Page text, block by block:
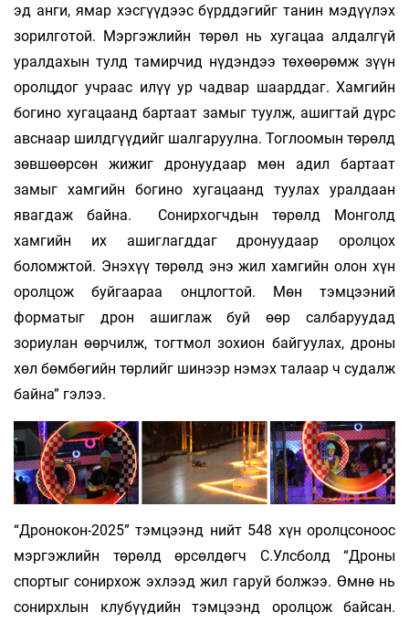
эд анги, ямар хэсгүүдээс бүрддэгийг та­нин мэдүүлэх
зорилготой. Мэргэжлийн төрөл нь хугацаа алдалгүй
уралдахын тулд тамирчид нү­дэндээ төхөөрөмж зүүн
оролцдог учраас илүү ур чадвар шаарддаг. Хамгийн
богино хуга­цаанд бартаат замыг туулж, ашигтай дүрс
авс­наар шилд­гүүдийг шалгаруулна. Тог­лоомын тө­рөлд
зөв­шөөрсөн жижиг дронуудаар мөн адил бар­таат
замыг хамгийн богино хуга­цаанд туулах урал­даан
явагдаж байна. Сонир­хогчдын төрөлд Монголд
хамгийн их ашиг­лагддаг дронуудаар орол­цох
боломжтой. Энэхүү төрөлд энэ жил хам­гийн олон хүн
оролцож буйгаараа онцлогтой. Мөн тэмцээний
форматыг дрон ашиглаж буй өөр сал­баруудад
зориулан өөрчилж, тогтмол зо­хион байгуулах, дроны
хөл бөмбөгийн төрлийг ши­нээр нэмэх талаар ч судалж
байна” гэлээ.
“Дронокон-2025” тэмцээнд нийт 548 хүн оролц­соноос
мэргэжлийн төрөлд өрсөлдөгч С.Улс­болд “Дроны
спортыг сонирхож эхлээд жил гаруй болжээ. Өмнө нь
сонирхлын клу­бүүдийн тэмцээнд оролцож байсан.